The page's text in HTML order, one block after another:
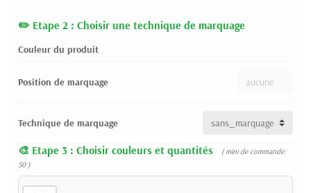
Etape 2 : Choisir une technique de marquage
Couleur du produit
Position de marquage
Technique de marquage
Etape 3 : Choisir couleurs et quantités
( mini de commande:
50 )